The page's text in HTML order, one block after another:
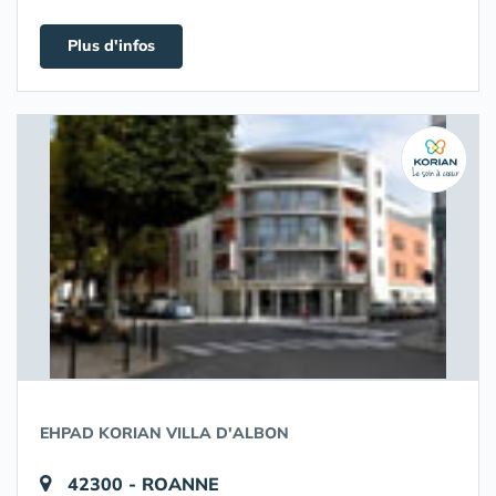
Plus d'infos
EHPAD KORIAN VILLA D'ALBON
42300 - ROANNE